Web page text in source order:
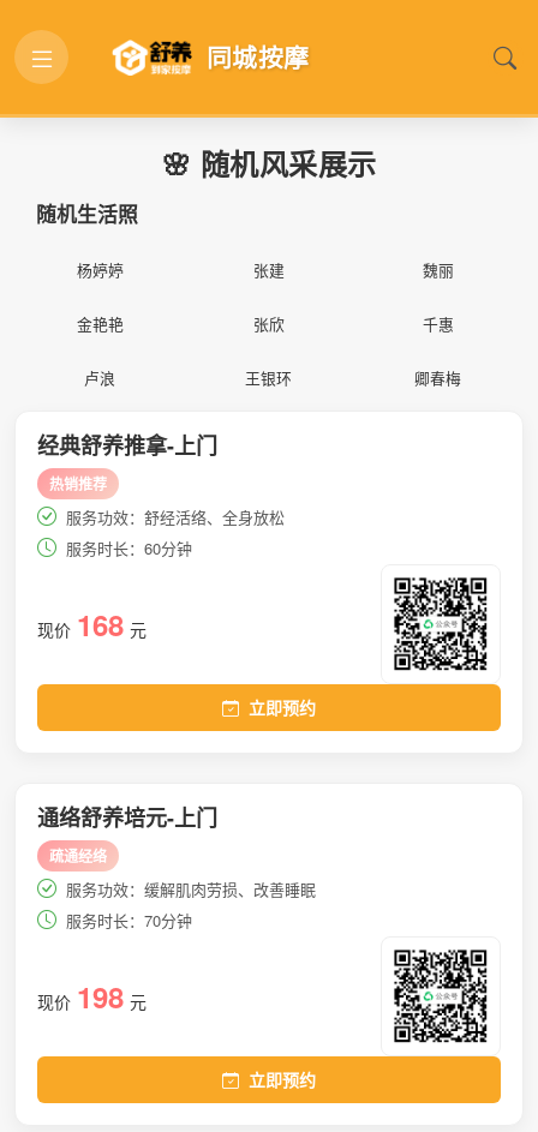
同城按摩
🌸 随机风采展示
随机生活照
杨婷婷 张建 魏丽
金艳艳 张欣 千惠
卢浪 王银环 卿春梅
经典舒养推拿-上门
热销推荐
服务功效：舒经活络、全身放松
服务时长：60分钟
现价 168 元
立即预约
通络舒养培元-上门
疏通经络
服务功效：缓解肌肉劳损、改善睡眠
服务时长：70分钟
现价 198 元
立即预约